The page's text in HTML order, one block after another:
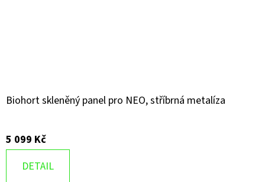
Biohort skleněný panel pro NEO, stříbrná metalíza
5 099 Kč
DETAIL